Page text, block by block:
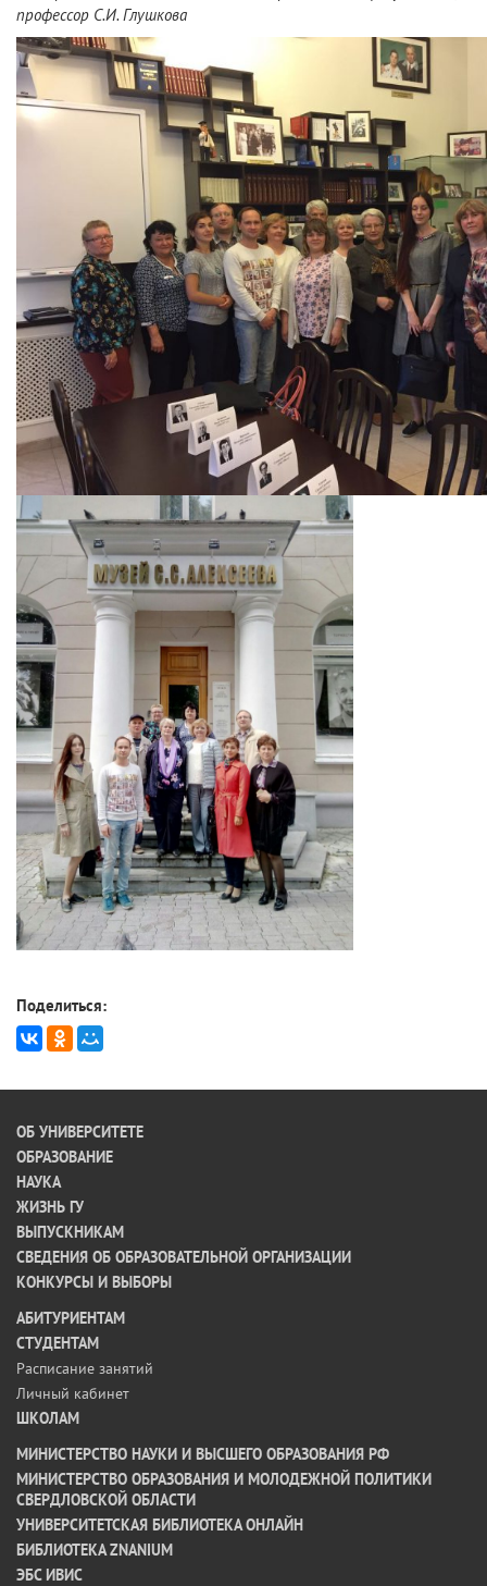
профессор С.И. Глушкова
Поделиться:
ОБ УНИВЕРСИТЕТЕ
ОБРАЗОВАНИЕ
НАУКА
ЖИЗНЬ ГУ
ВЫПУСКНИКАМ
СВЕДЕНИЯ ОБ ОБРАЗОВАТЕЛЬНОЙ ОРГАНИЗАЦИИ
КОНКУРСЫ И ВЫБОРЫ
АБИТУРИЕНТАМ
СТУДЕНТАМ
Расписание занятий
Личный кабинет
ШКОЛАМ
МИНИСТЕРСТВО НАУКИ И ВЫСШЕГО ОБРАЗОВАНИЯ РФ
МИНИСТЕРСТВО ОБРАЗОВАНИЯ И МОЛОДЕЖНОЙ ПОЛИТИКИ
СВЕРДЛОВСКОЙ ОБЛАСТИ
УНИВЕРСИТЕТСКАЯ БИБЛИОТЕКА ОНЛАЙН
БИБЛИОТЕКА ZNANIUM
ЭБС ИВИС